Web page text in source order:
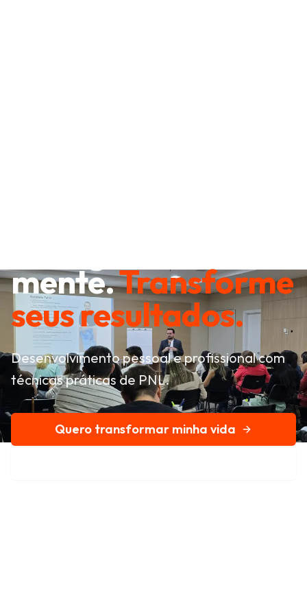
mente.Transforme
seus resultados.
Desenvolvimento pessoal e profissional com
técnicas práticas de PNL.
Quero transformar minha vida